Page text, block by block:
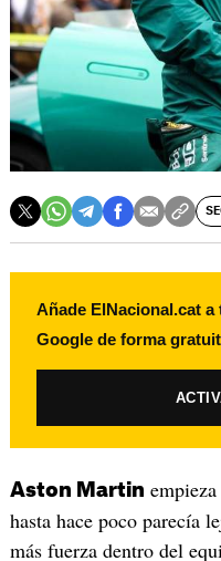
Añade ElNacional.cat
Google de forma
Aston Martin
hasta hace poco parecía
más fuerza dentro del